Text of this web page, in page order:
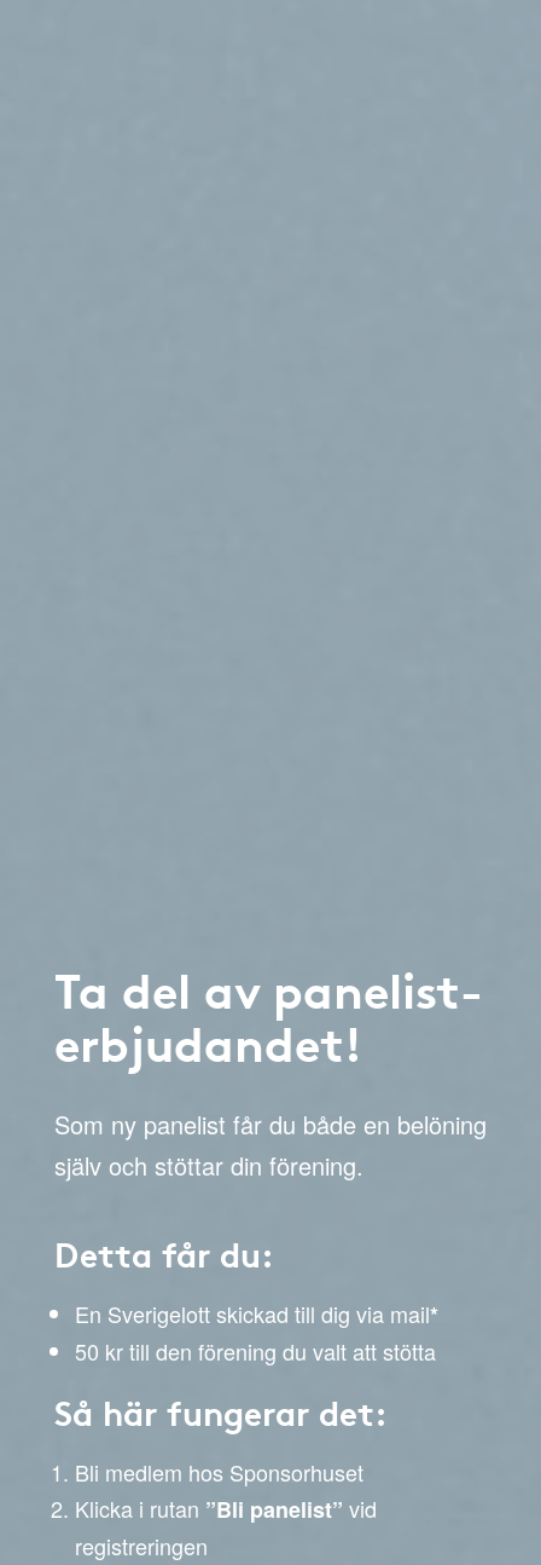
Ta del av panelist-
erbjudandet!
Som ny panelist får du både en belöning
själv och stöttar din förening.
Detta får du:
En Sverigelott skickad till dig via mail*
50 kr till den förening du valt att stötta
Så här fungerar det:
Bli medlem hos Sponsorhuset
Klicka i rutan ”Bli panelist” vid
registreringen